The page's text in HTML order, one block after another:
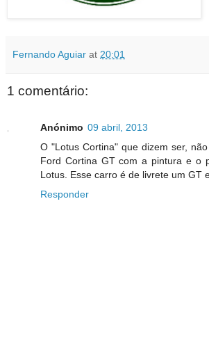
Fernando Aguiar at 20:01
1 comentário:
Anónimo 09 abril, 2013
O "Lotus Cortina" que dizem ser,
Ford Cortina GT com a pintura e o
Lotus. Esse carro é de livrete um GT
Responder